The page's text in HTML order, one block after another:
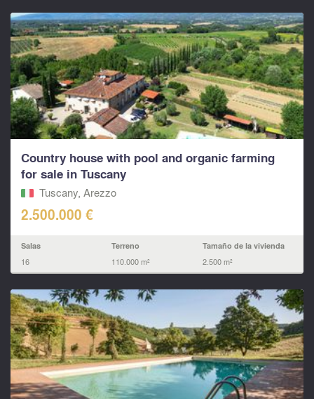
Country house with pool and organic farming
for sale in Tuscany
Tuscany, Arezzo
2.500.000 €
Salas
16
Terreno
110.000 m²
Tamaño de la vivienda
2.500 m²